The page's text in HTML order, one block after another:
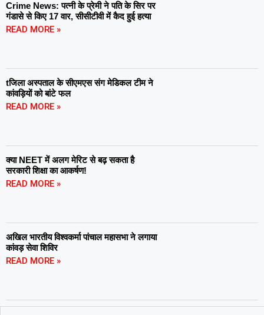
Crime News: पत्नी के प्रेमी ने पति के सिर पर
गंडासे से किए 17 वार, सीसीटीवी में कैद हुई हत्या
READ MORE »
tजिला अस्पताल के सीएमएस संग मेडिकल टीम ने
कांवड़ियों को बांटे फल
READ MORE »
क्या NEET में अलग मेरिट से बढ़ सकता है
सरकारी शिक्षा का आकर्षण!
READ MORE »
अखिल भारतीय विश्वकर्मा पांचाल महासभा ने लगाया
कांवड़ सेवा शिविर
READ MORE »